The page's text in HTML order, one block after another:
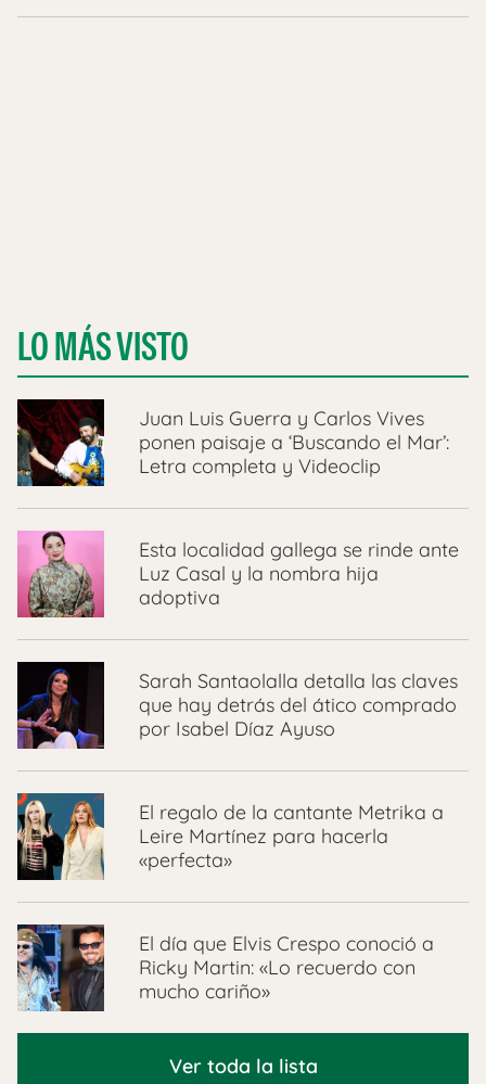
LO MÁS VISTO
Juan Luis Guerra y Carlos Vives
ponen paisaje a ‘Buscando el Mar’:
Letra completa y Videoclip
Esta localidad gallega se rinde ante
Luz Casal y la nombra hija
adoptiva
Sarah Santaolalla detalla las claves
que hay detrás del ático comprado
por Isabel Díaz Ayuso
El regalo de la cantante Metrika a
Leire Martínez para hacerla
«perfecta»
El día que Elvis Crespo conoció a
Ricky Martin: «Lo recuerdo con
mucho cariño»
Ver toda la lista